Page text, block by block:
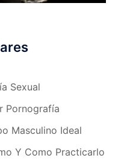
Sexual
Pornografía
Masculino Ideal
Y Como Practicarlo